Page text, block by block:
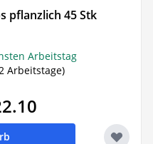
pflanzlich 45 Stk
Arbeitstag
Arbeitstage)